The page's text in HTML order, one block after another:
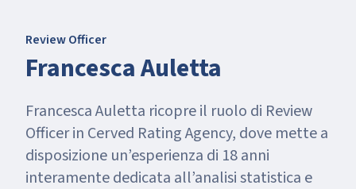
Review Officer
Francesca Auletta
Francesca Auletta ricopre il ruolo di Review
Officer in Cerved Rating Agency, dove mette a
disposizione un’esperienza di 18 anni
interamente dedicata all’analisi statistica e